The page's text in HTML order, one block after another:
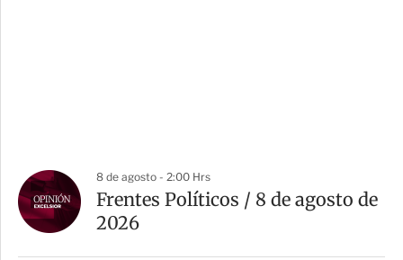
8 de agosto - 2:00 Hrs
Frentes Políticos / 8 de agosto de
2026